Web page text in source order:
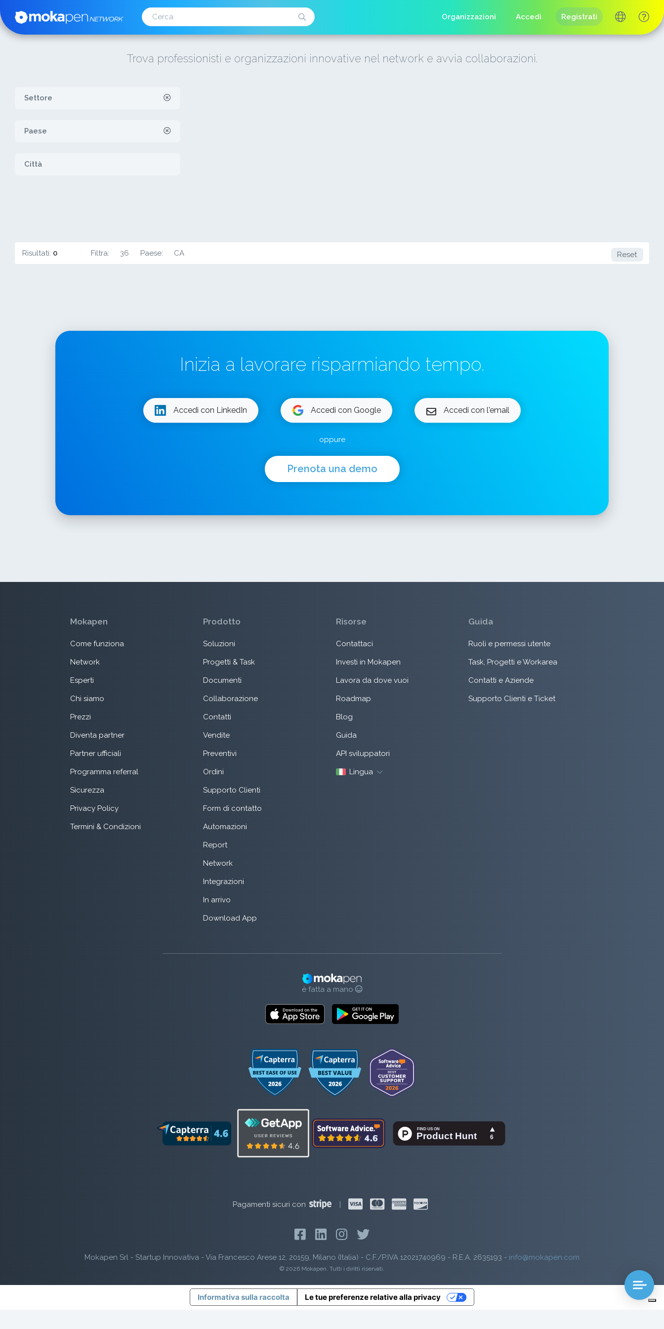
Organizzazioni Accedi Registrati
Trova professionisti e organizzazioni innovative nel network e avvia collaborazioni.
Settore
Paese
Città
Risultati: 0 Filtra: 36 Paese: CA Reset
Inizia a lavorare risparmiando tempo.
Accedi con LinkedIn Accedi con Google Accedi con l'email
oppure
Prenota una demo
Mokapen
Come funziona
Network
Esperti
Chi siamo
Prezzi
Diventa partner
Partner ufficiali
Programma referral
Sicurezza
Privacy Policy
Termini & Condizioni
Prodotto
Soluzioni
Progetti & Task
Documenti
Collaborazione
Contatti
Vendite
Preventivi
Ordini
Supporto Clienti
Form di contatto
Automazioni
Report
Network
Integrazioni
In arrivo
Download App
Risorse
Contattaci
Investi in Mokapen
Lavora da dove vuoi
Roadmap
Blog
Guida
API sviluppatori
Lingua
Guida
Ruoli e permessi utente
Task, Progetti e Workarea
Contatti e Aziende
Supporto Clienti e Ticket
è fatta a mano
Pagamenti sicuri con |
Mokapen Srl - Startup Innovativa - Via Francesco Arese 12, 20159, Milano (Italia) - C.F./P.IVA 12021740969 - R.E.A. 2635193 - info@mokapen.com
© 2026 Mokapen. Tutti i diritti riservati.
Informativa sulla raccolta Le tue preferenze relative alla privacy